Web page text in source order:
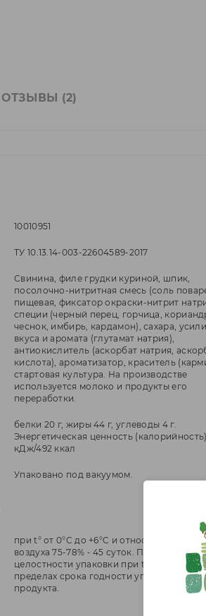
ОТЗЫВЫ (2)
10010951
ТУ 10.13.14-003-22604589-2017
Свинина, филе грудки куриной, шпик,
посолочно-нитритная смесь (соль
пищевая, фиксатор окраски-нитрит
специи (черный перец, горчица,
чеснок, имбирь, кардамон), сахара,
вкуса и аромата (глутамат натрия),
антиокислитель (аскорбат натрия,
кислота), ароматизатор, краситель
стартовая культура. На производстве
используется молоко и продукты его
переработки.
белки 20 г, жиры 44 г, углеводы 4 г.
Энергетическая ценность
кДж/492 ккал
Упаковано под вакуумом.
при t° от 0°C до +6°C и относительной
воздуха 75-78% - 45 суток. После
целостности упаковки при t° от 0°С до
пределах срока годности упакованного
продукта.